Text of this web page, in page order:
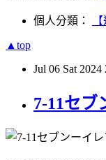
個人分類：
▲top
Jul 06 Sat 2024
7-11セブ